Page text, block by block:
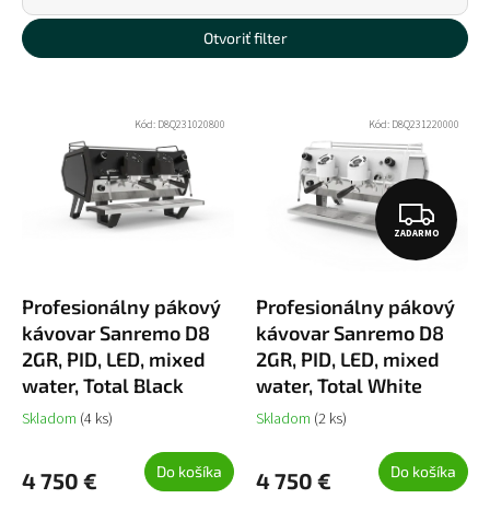
d
e
n
o
v
Najpredávanejšie
Abecedne
Otvoriť filter
u
k
t
o
Profesionálny pákový
kávovar Sanremo D8
2GR, PID, LED, mixed
water, Total Black
Skladom (4 ks)
4 750 € Do košíka
Kód: D8Q231020800
Z
A
A
R
ZADARMO
Profesionálny pákový
kávovar Sanremo D8
2GR, PID, LED, mixed
water, Total White
Skladom (2 ks)
4 750 € Do košíka
Kód: D8Q231220000